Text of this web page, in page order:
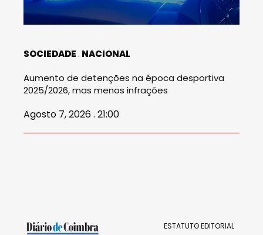
SOCIEDADE NACIONAL
Aumento de detenções na época desportiva
2025/2026, mas menos infrações
Agosto 7, 2026 . 21:00
ESTATUTO EDITORIAL